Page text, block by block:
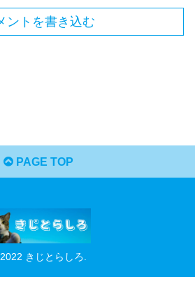
ントを書き込む
PAGE TOP
きじとらしろ.